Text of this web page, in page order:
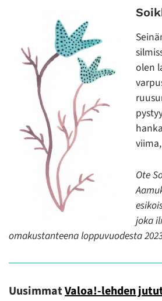
olen
Ote
joka
omakustanteena loppuvuodesta
UusimmatValoa!-lehden